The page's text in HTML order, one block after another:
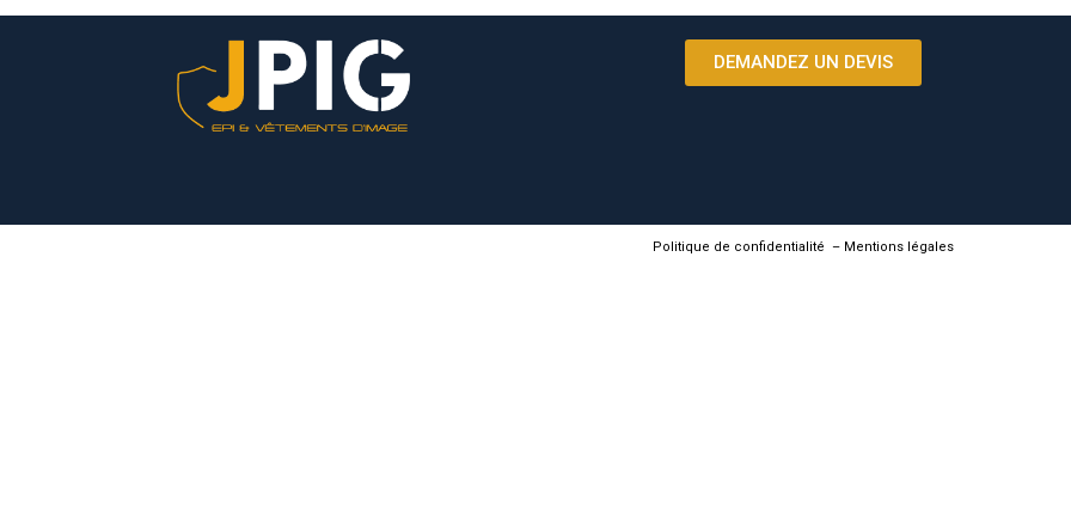
DEMANDEZ UN DEVIS
Politique de confidentialité – Mentions légales